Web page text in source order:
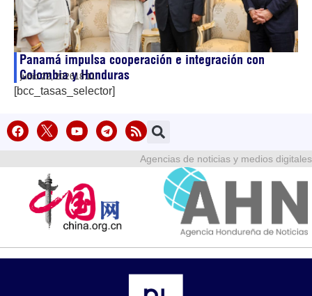
Panamá impulsa cooperación e integración con
Colombia y Honduras
junio 22, 202618:11
[bcc_tasas_selector]
Agencias de noticias y medios digitales